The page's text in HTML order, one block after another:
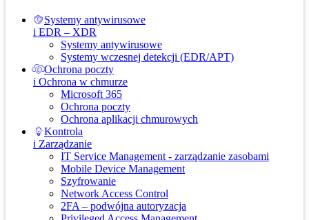
Systemy antywirusowe
i EDR – XDR
Systemy antywirusowe
Systemy wczesnej detekcji (EDR/APT)
Ochrona poczty
i Ochrona w chmurze
Microsoft 365
Ochrona poczty
Ochrona aplikacji chmurowych
Kontrola
i Zarządzanie
IT Service Management - zarządzanie zasobami
Mobile Device Management
Szyfrowanie
Network Access Control
2FA – podwójna autoryzacja